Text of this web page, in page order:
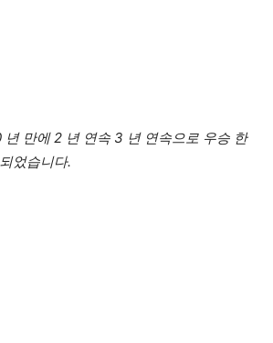
년 만에 2 년 연속 3 년 연속으로 우승 한
었습니다.